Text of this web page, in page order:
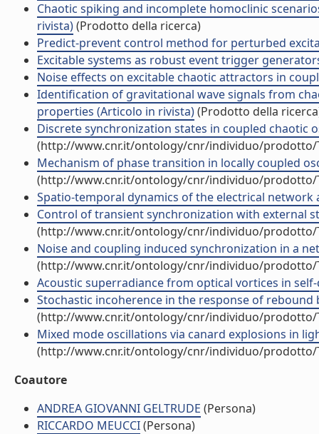
Chaotic spiking and incomplete homoclinic
rivista)(Prodotto della ricerca)
Predict-prevent control method for perturbed
Excitable systems as robust event trigger
Noise effects on excitable chaotic attractors in
Identification of gravitational wave signals from
properties (Articolo in rivista)(Prodotto della
Discrete synchronization states in coupled chaotic
(http://www.cnr.it/ontology/cnr/individuo/prodotto/
Mechanism of phase transition in locally coupled
(http://www.cnr.it/ontology/cnr/individuo/prodotto/
Spatio-temporal dynamics of the electrical
Control of transient synchronization with external
(http://www.cnr.it/ontology/cnr/individuo/prodotto/
Noise and coupling induced synchronization in a
(http://www.cnr.it/ontology/cnr/individuo/prodotto/
Acoustic superradiance from optical vortices in
Stochastic incoherence in the response of
(http://www.cnr.it/ontology/cnr/individuo/prodotto/
Mixed mode oscillations via canard explosions in
(http://www.cnr.it/ontology/cnr/individuo/prodotto/
Coautore
ANDREA GIOVANNI GELTRUDE (Persona)
RICCARDO MEUCCI(Persona)